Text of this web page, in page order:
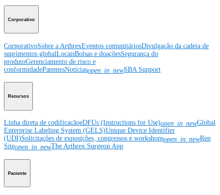
Corporativo
CorporativoSobre a ArthrexEventos comunitáriosDivulgação da cadeia de
suprimentos globalLocaisBolsas e doaçõesSegurança do
produtoGerenciamento de risco e
conformidadePatentesNotíciasopen_in_newSBA Support
Recursos
Linha direta de codificaçãoeDFUs (Instructions for Use)open_in_newGlobal
Enterprise Labeling System (GELS)Unique Device Identifier
(UDI)Solicitações de exposições, congressos e workshopsopen_in_newRep
Siteopen_in_newThe Arthrex Surgeon App
Paciente